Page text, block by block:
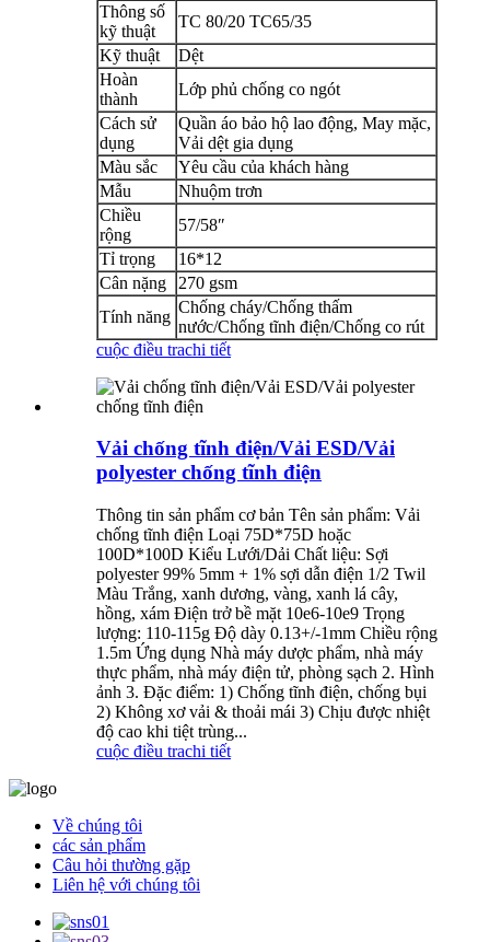
Thông số
kỹ thuật
TC 80/20 TC65/35
Kỹ thuật
Dệt
Hoàn
thành
Lớp phủ chống co ngót
Cách sử
dụng
Quần áo bảo hộ lao động, May mặc,
Vải dệt gia dụng
Màu sắc
Yêu cầu của khách hàng
Mẫu
Nhuộm trơn
Chiều
rộng
57/58″
Tỉ trọng
16*12
Cân nặng
270 gsm
Tính năng
Chống cháy/Chống thấm
nước/Chống tĩnh điện/Chống co rút
cuộc điều trachi tiết
Vải chống tĩnh điện/Vải ESD/Vải
polyester chống tĩnh điện
Thông tin sản phẩm cơ bản Tên sản phẩm: Vải
chống tĩnh điện Loại 75D*75D hoặc
100D*100D Kiểu Lưới/Dải Chất liệu: Sợi
polyester 99% 5mm + 1% sợi dẫn điện 1/2 Twil
Màu Trắng, xanh dương, vàng, xanh lá cây,
hồng, xám Điện trở bề mặt 10e6-10e9 Trọng
lượng: 110-115g Độ dày 0.13+/-1mm Chiều rộng
1.5m Ứng dụng Nhà máy dược phẩm, nhà máy
thực phẩm, nhà máy điện tử, phòng sạch 2. Hình
ảnh 3. Đặc điểm: 1) Chống tĩnh điện, chống bụi
2) Không xơ vải & thoải mái 3) Chịu được nhiệt
độ cao khi tiệt trùng...
cuộc điều trachi tiết
Về chúng tôi
các sản phẩm
Câu hỏi thường gặp
Liên hệ với chúng tôi